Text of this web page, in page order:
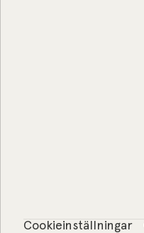
Cookieinställningar